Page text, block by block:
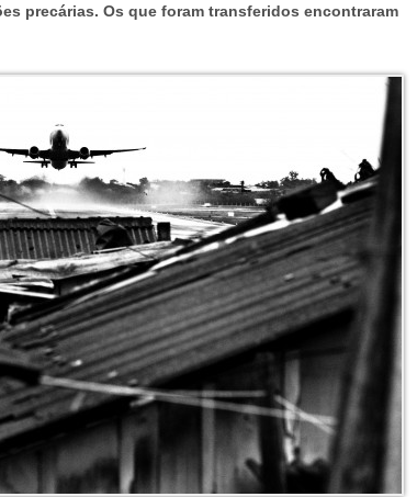
precárias. Os que foram transferidos encontraram